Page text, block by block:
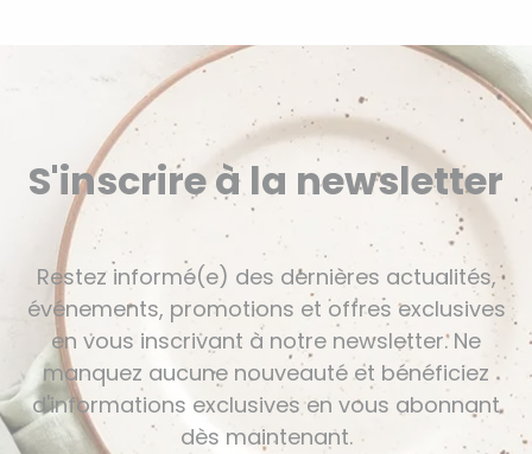
S'inscrire à la newsletter
Restez informé(e) des dernières actualités,
événements, promotions et offres exclusives
en vous inscrivant à notre newsletter. Ne
manquez aucune nouveauté et bénéficiez
d'informations exclusives en vous abonnant
dès maintenant.